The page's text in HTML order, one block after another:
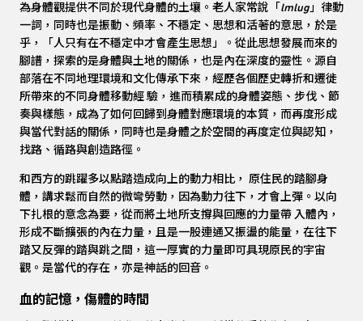
為身體觀提供不同於現代身體的土壤。老人家常說「 lmlug」律動
一詞，同時也是振動、頻率、不穩定、思想和活著的意思，於是
乎，「人只有在不穩定中才會產生思想」。從此思想發展而來的
腳譜，探索的是身體與土地的關係，也是內在深度的靈性。源自
部落在不同地理環境和文化傳承下來，經歷各個歷史轉折和遷徙
所帶來的不同身體移動經 驗，進而積累成的身體姿態、步伐、節
奏與樣態，成為了如何回歸到身體對應環境的本質，而再度形成
與當代對話的關係，同時也是身體之於空間的再度定位與認知，
找路、循路與創造路徑。
和西方的跳躍多以點踏造成向上的動力相比， 原住民的踏腳身
體，講求鬆而自然的微彎勞動，因為動力往下，才會上彈。以向
下扎根的意念為要，從而將土地所支撐與回應的力量帶 入體內，
形成不斷擴張的內在力量，且是一股連通又振盪的能量，在往下
踏又反彈的踏與跳之間，這一厚實的力量即可具現原民的宇宙
觀。是當代的存在，亦是神話的回音。
血的記憶，傷體的時間